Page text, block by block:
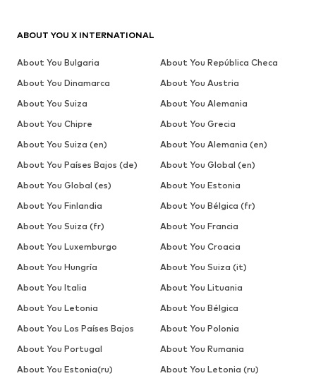
ABOUT YOU X INTERNATIONAL
About You Bulgaria
About You República Checa
About You Dinamarca
About You Austria
About You Suiza
About You Alemania
About You Chipre
About You Grecia
About You Suiza (en)
About You Alemania (en)
About You Países Bajos (de)
About You Global (en)
About You Global (es)
About You Estonia
About You Finlandia
About You Bélgica (fr)
About You Suiza (fr)
About You Francia
About You Luxemburgo
About You Croacia
About You Hungría
About You Suiza (it)
About You Italia
About You Lituania
About You Letonia
About You Bélgica
About You Los Países Bajos
About You Polonia
About You Portugal
About You Rumania
About You Estonia(ru)
About You Letonia (ru)